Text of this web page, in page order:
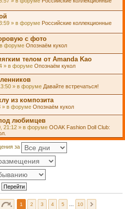
» в форуме Российские коллекционные
с фото
в форуме Опознаём кукол
телом от Amanda Kao
» в форуме Опознаём кукол
» в форуме Давайте встречаться!
из композита
» в форуме Опознаём кукол
любимцев
21:12 » в форуме OOAK Fashion Doll Club:
за
1 2 3 4 5 10